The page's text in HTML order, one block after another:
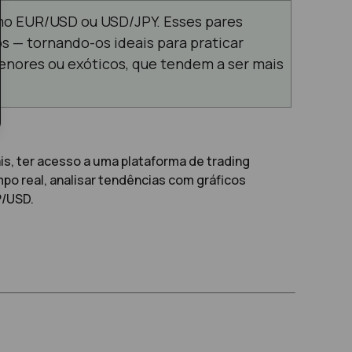
USD ou USD/JPY. Esses pares
— tornando-os ideais para praticar
ou exóticos, que tendem a ser mais
ter acesso a uma plataforma de trading
real, analisar tendências com gráficos